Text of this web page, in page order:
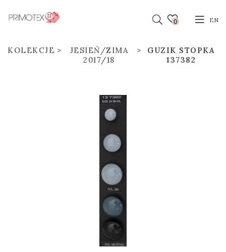
0 EN
KOLEKCJE
JESIEŃ/ZIMA
2017/18
GUZIK STOPKA
137382